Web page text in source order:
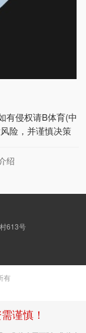
有侵权请B体育(中
险，并谨慎决策
绍
613号
有
谨慎！